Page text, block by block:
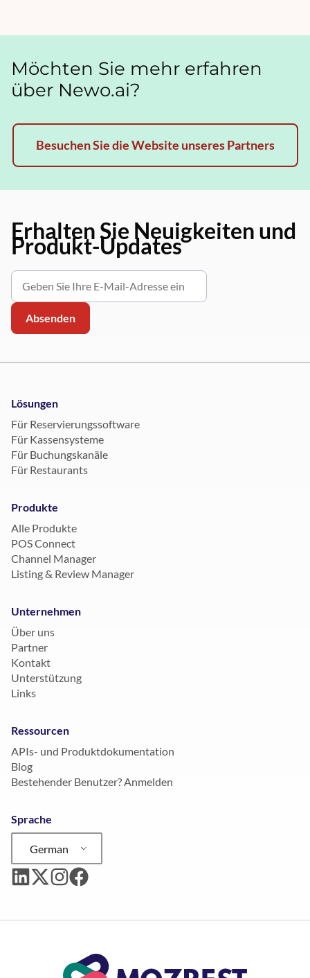
Möchten Sie mehr erfahren
über Newo.ai?
Besuchen Sie die Website unseres Partners
Erhalten Sie Neuigkeiten und
Produkt-Updates
Lösungen
Für Reservierungssoftware
Für Kassensysteme
Für Buchungskanäle
Für Restaurants
Produkte
Alle Produkte
POS Connect
Channel Manager
Listing & Review Manager
Unternehmen
Über uns
Partner
Kontakt
Unterstützung
Links
Ressourcen
APIs- und Produktdokumentation
Blog
Bestehender Benutzer? Anmelden
Sprache
German